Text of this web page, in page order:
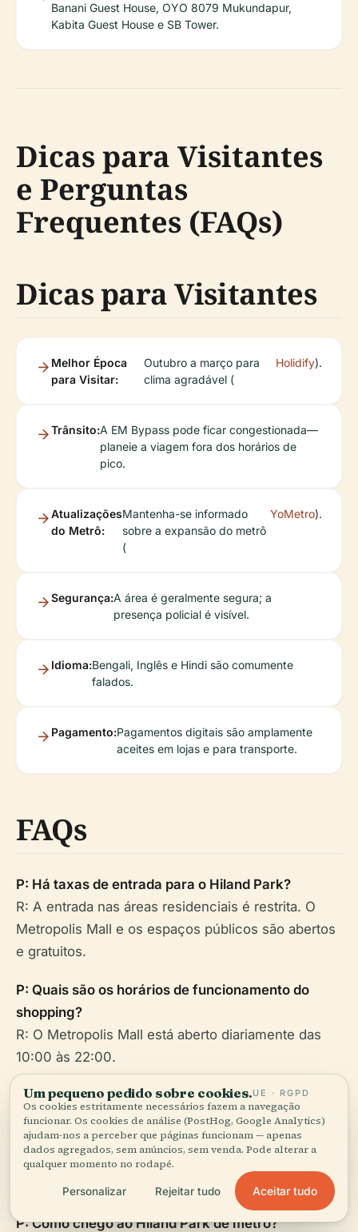
Banani Guest House, OYO 8079 Mukundapur,
Kabita Guest House e SB Tower.
Dicas para Visitantes
e Perguntas
Frequentes (FAQs)
Dicas para Visitantes
Melhor Época
para Visitar:
Outubro a março para
clima agradável (
Holidify).
Trânsito:A EM Bypass pode ficar congestionada—
planeie a viagem fora dos horários de
pico.
Atualizações
do Metrô:
Mantenha-se informado
sobre a expansão do metrô
(
YoMetro).
Segurança:A área é geralmente segura; a
presença policial é visível.
Idioma:Bengali, Inglês e Hindi são comumente
falados.
Pagamento:Pagamentos digitais são amplamente
aceites em lojas e para transporte.
FAQs
P: Há taxas de entrada para o Hiland Park?
R: A entrada nas áreas residenciais é restrita. O
Metropolis Mall e os espaços públicos são abertos
e gratuitos.
P: Quais são os horários de funcionamento do
shopping?
R: O Metropolis Mall está aberto diariamente das
10:00 às 22:00.
P: O Hiland Park é acessível para visitantes com
deficiência?
R: Sim. Rampas, elevadores, casas de banho
acessíveis e estacionamento reservado estão
disponíveis em todo o complexo.
P: Como chego ao Hiland Park de metrô?
Um pequeno pedido sobre cookies.UE · RGPD
Os cookies estritamente necessários fazem a navegação
funcionar. Os cookies de análise (PostHog, Google Analytics)
ajudam-nos a perceber que páginas funcionam — apenas
dados agregados, sem anúncios, sem venda. Pode alterar a
qualquer momento no rodapé.
Personalizar Rejeitar tudo Aceitar tudo